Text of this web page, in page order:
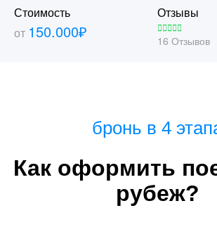
Стоимость
от 150.000₽
Отзывы
16 Отзывов
бронь в 4
Как оформить
рубеж?